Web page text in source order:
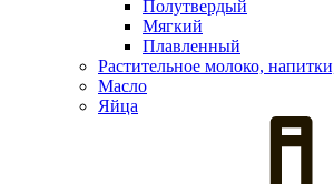
Полутвердый
Мягкий
Плавленный
Растительное молоко,
Масло
Яйца